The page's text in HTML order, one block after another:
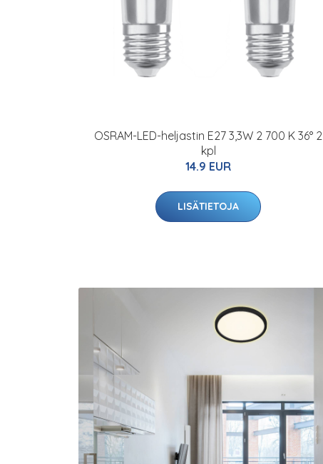
OSRAM-LED-heljastin E27 3,3W 2 700 K 36° 2
kpl
14.9 EUR
LISÄTIETOJA